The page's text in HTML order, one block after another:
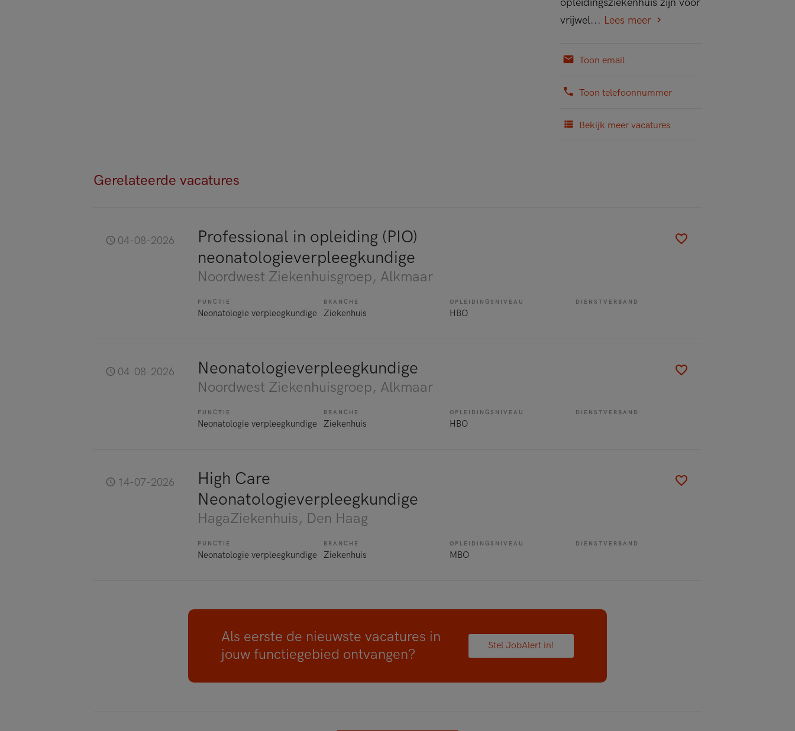
opleidingsziekenhuis zijn voor
vrijwel... Lees meer
Toon email
Toon telefoonnummer
Bekijk meer vacatures
Gerelateerde vacatures
04-08-2026
Professional in opleiding (PIO)
neonatologieverpleegkundige
Noordwest Ziekenhuisgroep, Alkmaar
FUNCTIE
Neonatologie verpleegkundige
BRANCHE
Ziekenhuis
OPLEIDINGSNIVEAU
HBO
DIENSTVERBAND
04-08-2026 Neonatologieverpleegkundige
Noordwest Ziekenhuisgroep, Alkmaar
FUNCTIE
Neonatologie verpleegkundige
BRANCHE
Ziekenhuis
OPLEIDINGSNIVEAU
HBO
DIENSTVERBAND
14-07-2026
High Care
Neonatologieverpleegkundige
HagaZiekenhuis, Den Haag
FUNCTIE
Neonatologie verpleegkundige
BRANCHE
Ziekenhuis
OPLEIDINGSNIVEAU
MBO
DIENSTVERBAND
Als eerste de nieuwste vacatures in
jouw functiegebied ontvangen?
Stel JobAlert in!